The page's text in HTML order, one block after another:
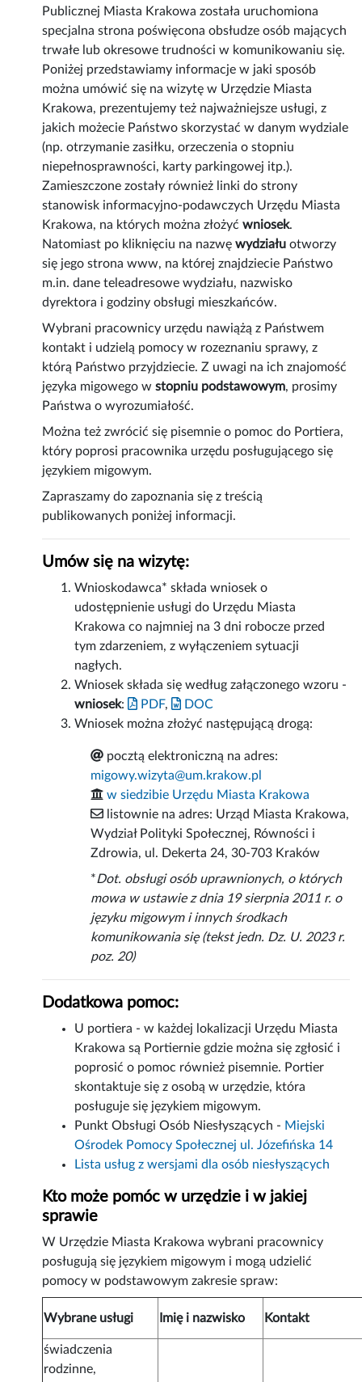
Publicznej Miasta Krakowa została uruchomiona
specjalna strona poświęcona obsłudze osób mających
trwałe lub okresowe trudności w komunikowaniu się.
Poniżej przedstawiamy informacje w jaki sposób
można umówić się na wizytę w Urzędzie Miasta
Krakowa, prezentujemy też najważniejsze usługi, z
jakich możecie Państwo skorzystać w danym wydziale
(np. otrzymanie zasiłku, orzeczenia o stopniu
niepełnosprawności, karty parkingowej itp.).
Zamieszczone zostały również linki do strony
stanowisk informacyjno-podawczych Urzędu Miasta
Krakowa, na których można złożyćwniosek.
Natomiast po kliknięciu na nazwęwydziału otworzy
się jego strona www, na której znajdziecie Państwo
m.in. dane teleadresowe wydziału, nazwisko
dyrektora i godziny obsługi mieszkańców.
Wybrani pracownicy urzędu nawiążą z Państwem
kontakt i udzielą pomocy w rozeznaniu sprawy, z
którą Państwo przyjdziecie. Z uwagi na ich znajomość
języka migowego wstopniu podstawowym, prosimy
Państwa o wyrozumiałość.
Można też zwrócić się pisemnie o pomoc do Portiera,
który poprosi pracownika urzędu posługującego się
językiem migowym.
Zapraszamy do zapoznania się z treścią
publikowanych poniżej informacji.
Umów się na wizytę:
Wnioskodawca* składa wniosek o
udostępnienie usługi do Urzędu Miasta
Krakowa co najmniej na 3 dni robocze przed
tym zdarzeniem, z wyłączeniem sytuacji
nagłych.
Wniosek składa się według załączonego wzoru -
wniosek: PDF,
DOC
Wniosek można złożyć następującą drogą:
pocztą elektroniczną na adres:
migowy.wizyta@um.krakow.pl
w siedzibie Urzędu Miasta Krakowa
listownie na adres: Urząd Miasta Krakowa,
Wydział Polityki Społecznej, Równości i
Zdrowia, ul. Dekerta 24, 30-703 Kraków
*Dot. obsługi osób uprawnionych, o których
mowa w ustawie z dnia 19 sierpnia 2011 r. o
języku migowym i innych środkach
komunikowania się (tekst jedn. Dz. U. 2023 r.
poz. 20)
Dodatkowa pomoc:
U portiera - w każdej lokalizacji Urzędu Miasta
Krakowa są Portiernie gdzie można się zgłosić i
poprosić o pomoc również pisemnie. Portier
skontaktuje się z osobą w urzędzie, która
posługuje się językiem migowym.
Punkt Obsługi Osób Niesłyszących - Miejski
Ośrodek Pomocy Społecznej ul. Józefińska 14
Lista usług z wersjami dla osób niesłyszących
Kto może pomóc w urzędzie i w jakiej
sprawie
W Urzędzie Miasta Krakowa wybrani pracownicy
posługują się językiem migowym i mogą udzielić
pomocy w podstawowym zakresie spraw:
Wybrane usługi Imię i nazwisko Kontakt
świadczenia
rodzinne,